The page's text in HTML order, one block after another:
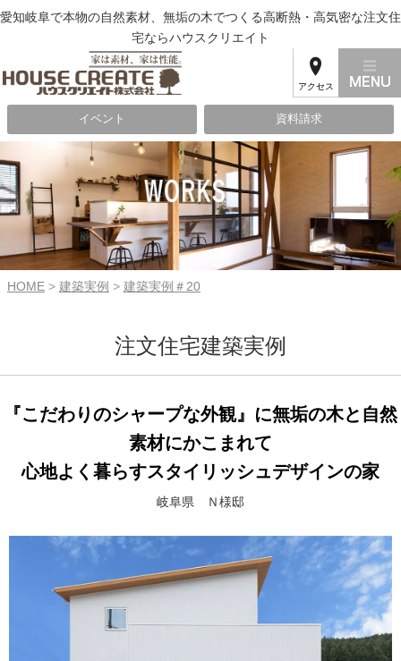
愛知岐阜で本物の自然素材、無垢の木でつくる高断熱・高気密な注文住
宅ならハウスクリエイト
アクセス
イベント 資料請求
HOME > 建築実例 > 建築実例＃20
注文住宅建築実例
『こだわりのシャープな外観』に無垢の木と自然
素材にかこまれて
心地よく暮らすスタイリッシュデザインの家
岐阜県 Ｎ様邸